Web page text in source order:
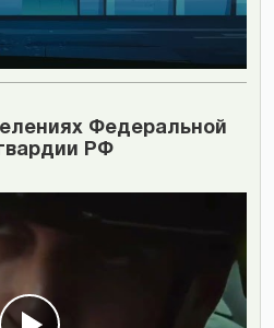
Федеральной
РФ